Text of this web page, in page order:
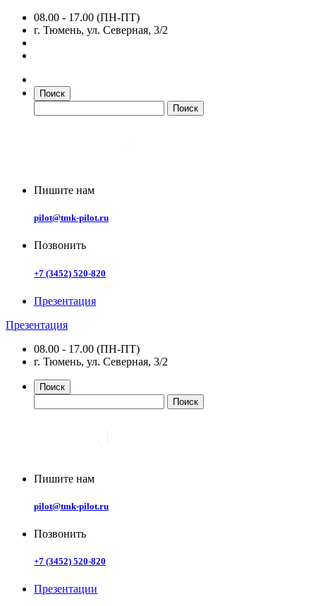
08.00 - 17.00 (ПН-ПТ)
г. Тюмень, ул. Северная, 3/2
Поиск
Пишите нам
pilot@tmk-pilot.ru
Позвонить
+7 (3452) 520-820
Презентация
Презентация
08.00 - 17.00 (ПН-ПТ)
г. Тюмень, ул. Северная, 3/2
Поиск
Пишите нам
pilot@tmk-pilot.ru
Позвонить
+7 (3452) 520-820
Презентации